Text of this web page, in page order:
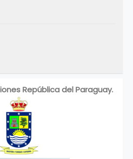
República del Paraguay.